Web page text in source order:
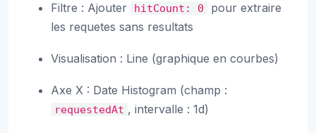
Filtre : Ajouter hitCount: 0
pour extraire
les requetes sans resultats
Visualisation : Line (graphique en courbes)
Axe X : Date Histogram (champ :
requestedAt , intervalle : 1d)